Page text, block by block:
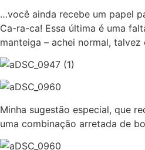
…você ainda recebe um papel
Ca-ra-ca! Essa última é uma
manteiga – achei normal,
Minha sugestão especial, que
uma combinação arretada de